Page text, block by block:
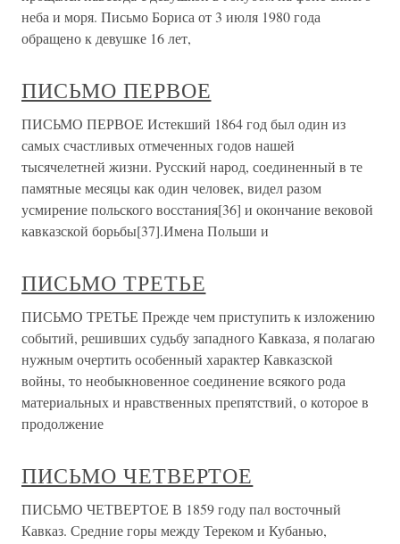
неба и моря. Письмо Бориса от 3 июля 1980 года
обращено к девушке 16 лет,
ПИСЬМО ПЕРВОЕ
ПИСЬМО ПЕРВОЕ Истекший 1864 год был один из
самых счастливых отмеченных годов нашей
тысячелетней жизни. Русский народ, соединенный в те
памятные месяцы как один человек, видел разом
усмирение польского восстания[36] и окончание вековой
кавказской борьбы[37].Имена Польши и
ПИСЬМО ТРЕТЬЕ
ПИСЬМО ТРЕТЬЕ Прежде чем приступить к изложению
событий, решивших судьбу западного Кавказа, я полагаю
нужным очертить особенный характер Кавказской
войны, то необыкновенное соединение всякого рода
материальных и нравственных препятствий, о которое в
продолжение
ПИСЬМО ЧЕТВЕРТОЕ
ПИСЬМО ЧЕТВЕРТОЕ В 1859 году пал восточный
Кавказ. Средние горы между Тереком и Кубанью,